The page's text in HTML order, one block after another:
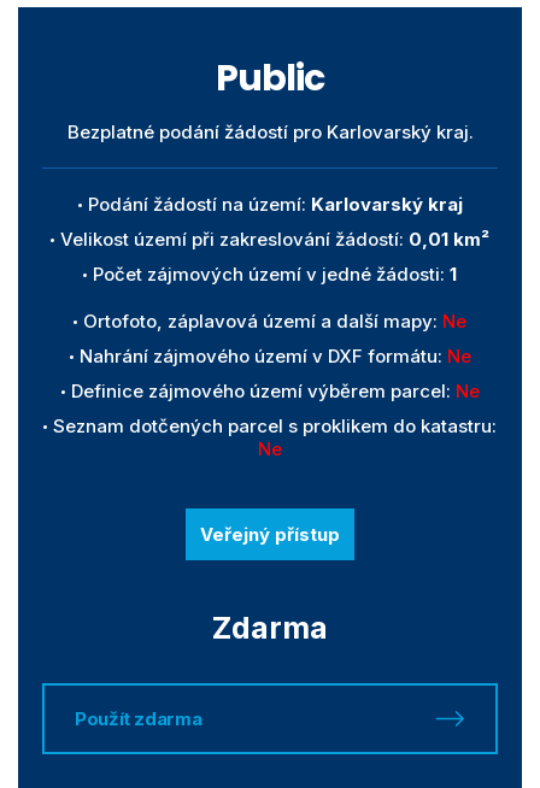
Public
Bezplatné podání žádostí pro Karlovarský kraj.
Podání žádostí na území: Karlovarský kraj
Velikost území při zakreslování žádostí: 0,01 km²
Počet zájmových území v jedné žádosti: 1
Ortofoto, záplavová území a další mapy: Ne
Nahrání zájmového území v DXF formátu: Ne
Definice zájmového území výběrem parcel: Ne
Seznam dotčených parcel s proklikem do katastru:
Ne
Veřejný přístup
Zdarma
Použít zdarma